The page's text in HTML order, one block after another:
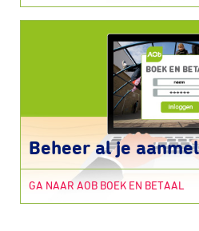
Beheer al je
GA NAAR AOB BOEK EN BETAAL